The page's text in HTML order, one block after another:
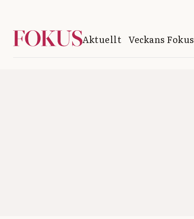
Aktuellt Veckans Fokus